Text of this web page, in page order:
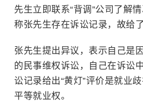
先生立即联系“背调”公司了解情
称张先生存在诉讼记录，故给了
张先生提出异议，表示自己是
的民事维权诉讼，自己在诉讼
讼记录给出“黄灯”评价是就业
平等就业权。